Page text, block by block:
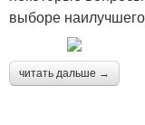
выборе
читать дальше →